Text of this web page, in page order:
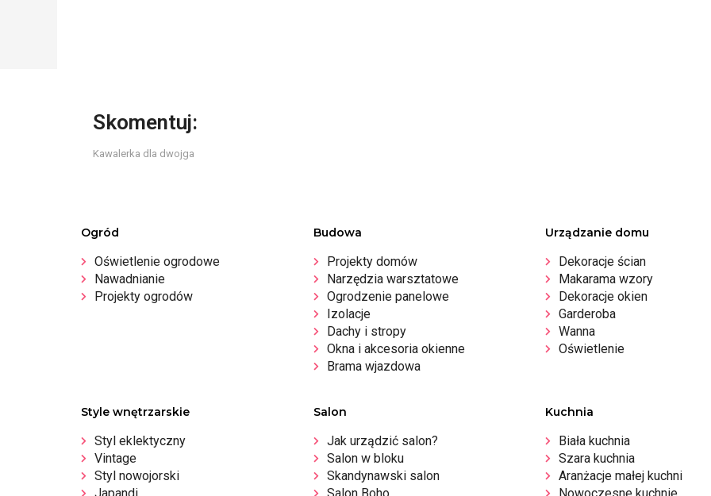
Skomentuj:
Kawalerka dla dwojga
Ogród
Oświetlenie ogrodowe
Nawadnianie
Projekty ogrodów
Budowa
Projekty domów
Narzędzia warsztatowe
Ogrodzenie panelowe
Izolacje
Dachy i stropy
Okna i akcesoria okienne
Brama wjazdowa
Urządzanie domu
Dekoracje ścian
Makarama wzory
Dekoracje okien
Garderoba
Wanna
Oświetlenie
Style wnętrzarskie
Styl eklektyczny
Vintage
Styl nowojorski
Salon
Jak urządzić salon?
Salon w bloku
Skandynawski salon
Kuchnia
Biała kuchnia
Szara kuchnia
Aranżacje małej kuchni